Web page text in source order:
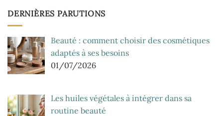
DERNIÈRES PARUTIONS
Beauté : comment choisir des cosmétiques
adaptés à ses besoins
01/07/2026
Les huiles végétales à intégrer dans sa
routine beauté